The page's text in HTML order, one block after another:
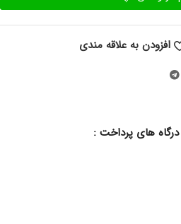
افزودن به علاقه مندی
درگاه های پرداخت :